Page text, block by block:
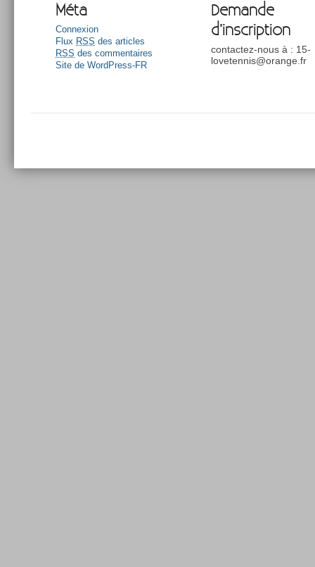
Méta
Connexion
Flux RSS des articles
RSS des commentaires
Site de WordPress-FR
Demande
d’inscription
contactez-nous à : 15-
lovetennis@orange.fr